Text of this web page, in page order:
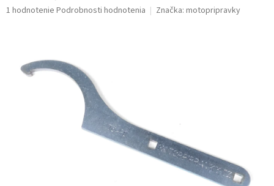
Priemerné
1 hodnotenie Podrobnosti hodnotenia Značka: motopripravky